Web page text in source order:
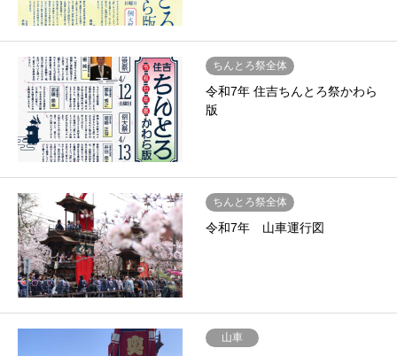
ちんとろ祭全体
令和7年 住吉ちんとろ祭かわら
版
ちんとろ祭全体
令和7年 山車運行図
山車